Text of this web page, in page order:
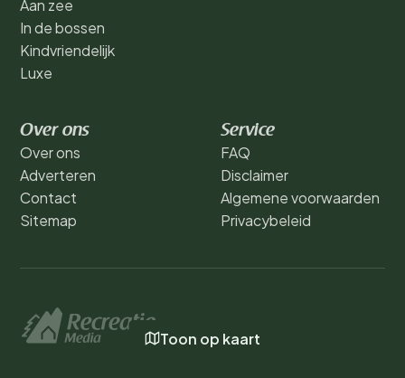
Toon op kaart
Aan zee
In de bossen
Kindvriendelijk
Luxe
Over ons
Over ons
Adverteren
Contact
Sitemap
Service
FAQ
Disclaimer
Algemene voorwaarden
Privacybeleid